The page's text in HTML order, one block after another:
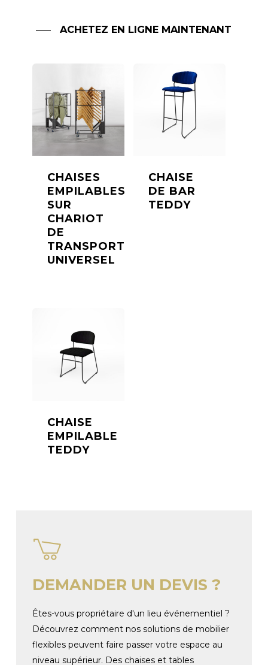
ACHETEZ EN LIGNE MAINTENANT
CHAISES
EMPILABLES
SUR
CHARIOT
DE
TRANSPORT
UNIVERSEL
CHAISE
DE BAR
TEDDY
CHAISE
EMPILABLE
TEDDY
DEMANDER UN DEVIS ?
Êtes-vous propriétaire d'un lieu événementiel ?
Découvrez comment nos solutions de mobilier
flexibles peuvent faire passer votre espace au
niveau supérieur. Des chaises et tables